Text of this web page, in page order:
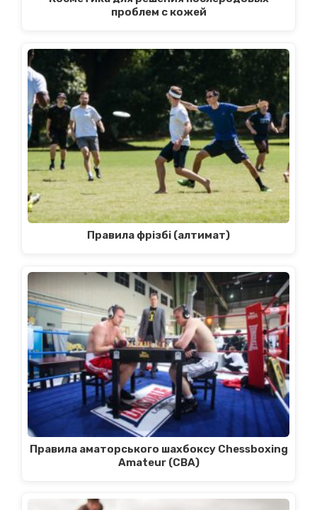
проблем с кожей
Правила фрізбі (алтимат)
Правила аматорського шахбоксу Chessboxing
Amateur (CBA)